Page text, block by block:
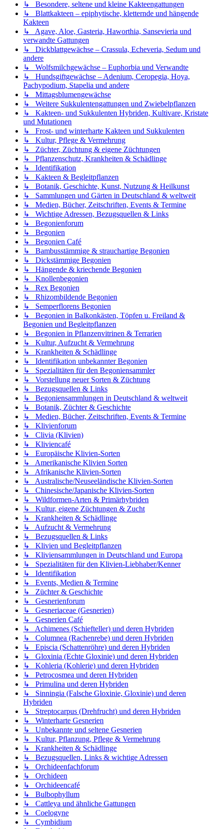
↳ Besondere, seltene und kleine Kakteengattungen
↳ Blattkakteen – epiphytische, kletternde und hängende
Kakteen
↳ Agave, Aloe, Gasteria, Haworthia, Sansevieria und
verwandte Gattungen
↳ Dickblattgewächse – Crassula, Echeveria, Sedum und
andere
↳ Wolfsmilchgewächse – Euphorbia und Verwandte
↳ Hundsgiftgewächse – Adenium, Ceropegia, Hoya,
Pachypodium, Stapelia und andere
↳ Mittagsblumengewächse
↳ Weitere Sukkulentengattungen und Zwiebelpflanzen
↳ Kakteen- und Sukkulenten Hybriden, Kultivare, Kristate
und Mutationen
↳ Frost- und winterharte Kakteen und Sukkulenten
↳ Kultur, Pflege & Vermehrung
↳ Züchter, Züchtung & eigene Züchtungen
↳ Pflanzenschutz, Krankheiten & Schädlinge
↳ Identifikation
↳ Kakteen & Begleitpflanzen
↳ Botanik, Geschichte, Kunst, Nutzung & Heilkunst
↳ Sammlungen und Gärten in Deutschland & weltweit
↳ Medien, Bücher, Zeitschriften, Events & Termine
↳ Wichtige Adressen, Bezugsquellen & Links
↳ Begonienforum
↳ Begonien
↳ Begonien Café
↳ Bambusstämmige & strauchartige Begonien
↳ Dickstämmige Begonien
↳ Hängende & kriechende Begonien
↳ Knollenbegonien
↳ Rex Begonien
↳ Rhizombildende Begonien
↳ Semperflorens Begonien
↳ Begonien in Balkonkästen, Töpfen u. Freiland &
Begonien und Begleitpflanzen
↳ Begonien in Pflanzenvitrinen & Terrarien
↳ Kultur, Aufzucht & Vermehrung
↳ Krankheiten & Schädlinge
↳ Identifikation unbekannter Begonien
↳ Spezialitäten für den Begoniensammler
↳ Vorstellung neuer Sorten & Züchtung
↳ Bezugsquellen & Links
↳ Begoniensammlungen in Deutschland & weltweit
↳ Botanik, Züchter & Geschichte
↳ Medien, Bücher, Zeitschriften, Events & Termine
↳ Klivienforum
↳ Clivia (Klivien)
↳ Kliviencafé
↳ Europäische Klivien-Sorten
↳ Amerikanische Klivien Sorten
↳ Afrikanische Klivien-Sorten
↳ Australische/Neuseeländische Klivien-Sorten
↳ Chinesische/Japanische Klivien-Sorten
↳ Wildformen-Arten & Primärhybriden
↳ Kultur, eigene Züchtungen & Zucht
↳ Krankheiten & Schädlinge
↳ Aufzucht & Vermehrung
↳ Bezugsquellen & Links
↳ Klivien und Begleitpflanzen
↳ Kliviensammlungen in Deutschland und Europa
↳ Spezialitäten für den Klivien-Liebhaber/Kenner
↳ Identifikation
↳ Events, Medien & Termine
↳ Züchter & Geschichte
↳ Gesnerienforum
↳ Gesneriaceae (Gesnerien)
↳ Gesnerien Café
↳ Achimenes (Schiefteller) und deren Hybriden
↳ Columnea (Rachenrebe) und deren Hybriden
↳ Episcia (Schattenröhre) und deren Hybriden
↳ Gloxinia (Echte Gloxinie) und deren Hybriden
↳ Kohleria (Kohlerie) und deren Hybriden
↳ Petrocosmea und deren Hybriden
↳ Primulina und deren Hybriden
↳ Sinningia (Falsche Gloxinie, Gloxinie) und deren
Hybriden
↳ Streptocarpus (Drehfrucht) und deren Hybriden
↳ Winterharte Gesnerien
↳ Unbekannte und seltene Gesnerien
↳ Kultur, Pflanzung, Pflege & Vermehrung
↳ Krankheiten & Schädlinge
↳ Bezugsquellen, Links & wichtige Adressen
↳ Orchideenfachforum
↳ Orchideen
↳ Orchideencafé
↳ Bulbophyllum
↳ Cattleya und ähnliche Gattungen
↳ Coelogyne
↳ Cymbidium